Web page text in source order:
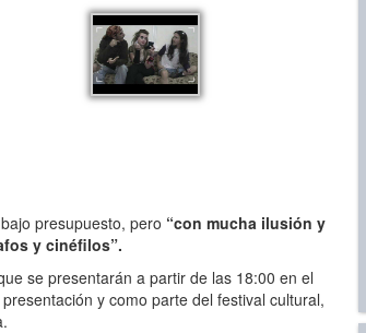
presupuesto, pero “con mucha ilusión y
y cinéfilos”.
se presentarán a partir de las 18:00 en el
y como parte del festival cultural,